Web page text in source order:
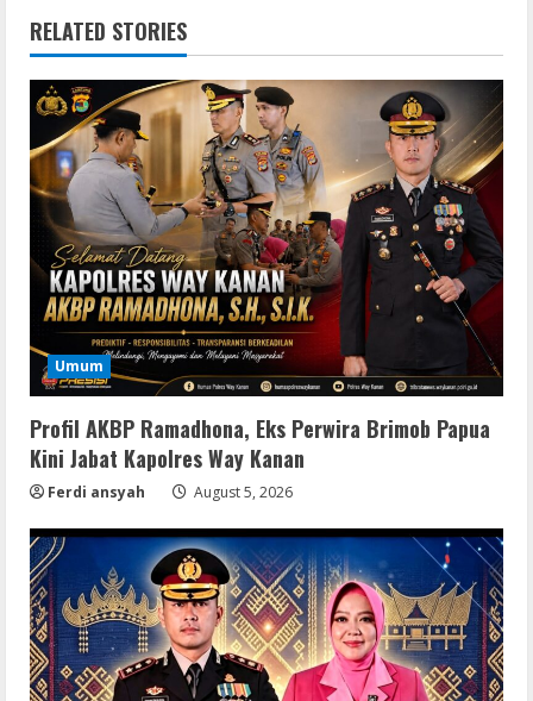
RELATED STORIES
Umum
Profil AKBP Ramadhona, Eks Perwira Brimob Papua
Kini Jabat Kapolres Way Kanan
Ferdi ansyah August 5, 2026